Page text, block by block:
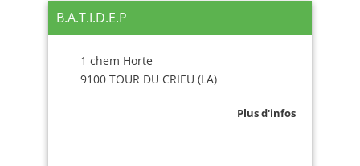
B.A.T.I.D.E.P
1 chem Horte
9100 TOUR DU CRIEU (LA)
Plus d'infos